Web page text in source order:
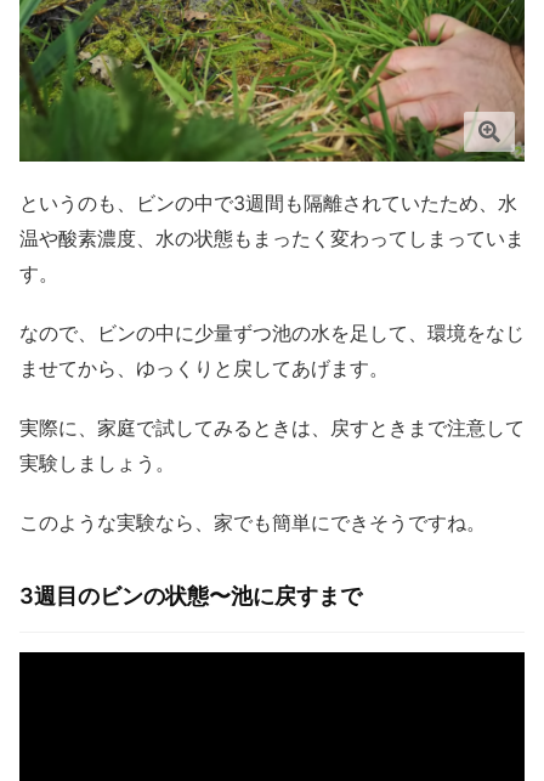
というのも、ビンの中で3週間も隔離されていたため、水
温や酸素濃度、水の状態もまったく変わってしまっていま
す。
なので、ビンの中に少量ずつ池の水を足して、環境をなじ
ませてから、ゆっくりと戻してあげます。
実際に、家庭で試してみるときは、戻すときまで注意して
実験しましょう。
このような実験なら、家でも簡単にできそうですね。
3週目のビンの状態〜池に戻すまで